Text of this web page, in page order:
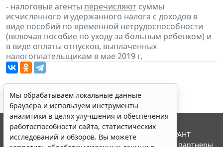
- налоговые агенты перечисляют суммы
исчисленного и удержанного налога с доходов в
виде пособий по временной нетрудоспособности
(включая пособие по уходу за больным ребенком) и
в виде оплаты отпусков, выплаченных
налогоплательщикам в мае 2019 г.
Мы обрабатываем локальные данные
браузера и используем инструменты
аналитики в целях улучшения и обеспечения
работоспособности сайта, статистических
исследований и обзоров. Вы можете
© ООО "НПП "ГАРАНТ-СЕРВИС", 2026. Система ГАРАНТ
выпускается с 1990 года. Компания "Гарант" и ее партнеры